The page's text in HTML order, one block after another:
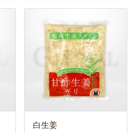
白生姜